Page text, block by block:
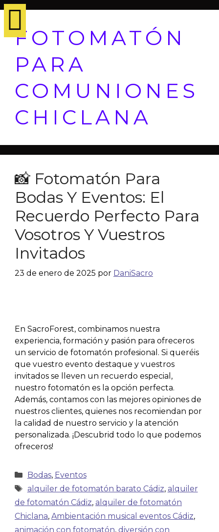
FOTOMATÓN
PARA
COMUNIONES
CHICLANA
📸 Fotomatón Para
Bodas Y Eventos: El
Recuerdo Perfecto Para
Vosotros Y Vuestros
Invitados
23 de enero de 2025 por DaniSacro
En SacroForest, combinamos nuestra
experiencia, formación y pasión para ofreceros
un servicio de fotomatón profesional. Si queréis
que vuestro evento destaque y vuestros
invitados se lleven un recuerdo especial,
nuestro fotomatón es la opción perfecta.
Además, contamos con las mejores opiniones de
nuestros clientes, quienes nos recomiendan por
la calidad de nuestro servicio y la atención
personalizada. ¡Descubrid todo lo que podemos
ofreceros!
Bodas, Eventos
alquiler de fotomatón barato Cádiz, alquiler
de fotomatón Cádiz, alquiler de fotomatón
Chiclana, Ambientación musical eventos Cádiz,
animación con fotomatón, diversión con